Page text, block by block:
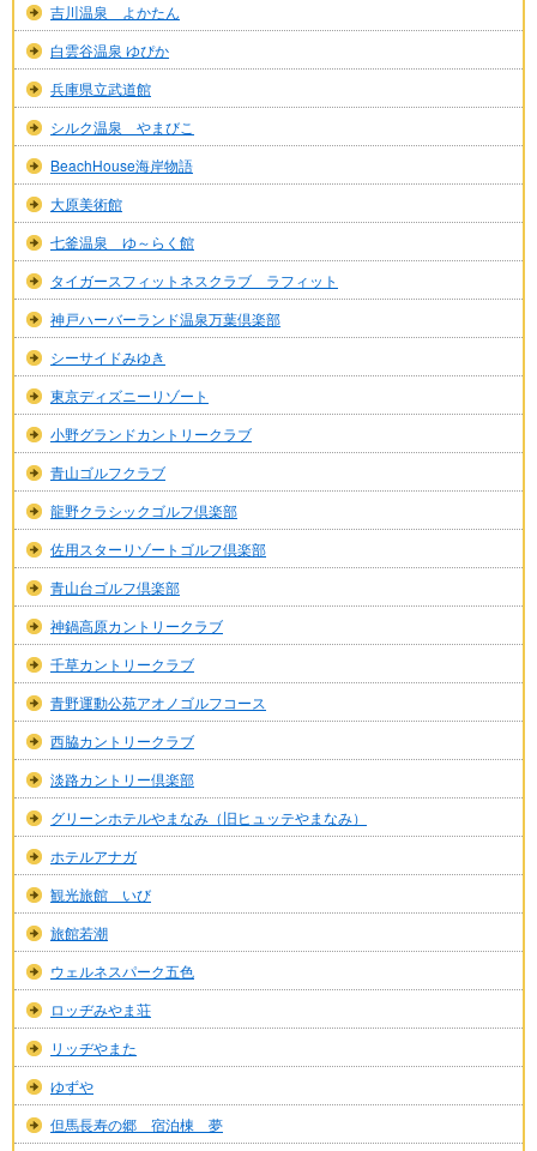
吉川温泉 よかたん
白雲谷温泉 ゆぴか
兵庫県立武道館
シルク温泉 やまびこ
BeachHouse海岸物語
大原美術館
七釜温泉 ゆ～らく館
タイガースフィットネスクラブ ラフィット
神戸ハーバーランド温泉万葉倶楽部
シーサイドみゆき
東京ディズニーリゾート
小野グランドカントリークラブ
青山ゴルフクラブ
龍野クラシックゴルフ倶楽部
佐用スターリゾートゴルフ倶楽部
青山台ゴルフ倶楽部
神鍋高原カントリークラブ
千草カントリークラブ
青野運動公苑アオノゴルフコース
西脇カントリークラブ
淡路カントリー倶楽部
グリーンホテルやまなみ（旧ヒュッテやまなみ）
ホテルアナガ
観光旅館 いび
旅館若潮
ウェルネスパーク五色
ロッヂみやま荘
リッヂやまた
ゆずや
但馬長寿の郷 宿泊棟 夢